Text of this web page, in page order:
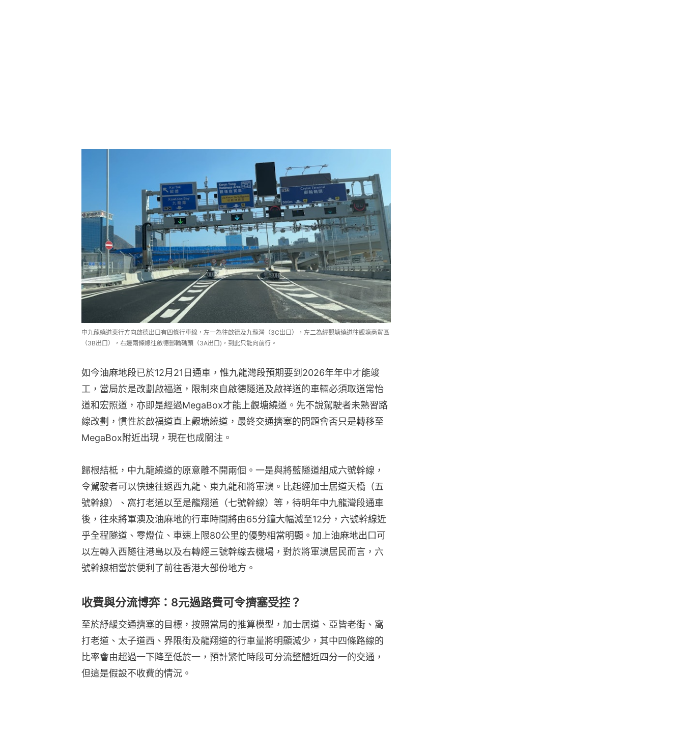
中九龍繞道東行方向啟德出口有四條行車線，左一為往啟德及九龍灣（3C出口），左二為經觀塘繞道往觀塘商貿區
（3B出口），右邊兩條線往啟德郵輪碼頭（3A出口)，到此只能向前行。
如今油麻地段已於12月21日通車，惟九龍灣段預期要到2026年年中才能竣
工，當局於是改劃啟福道，限制來自啟德隧道及啟祥道的車輛必須取道常怡
道和宏照道，亦即是經過MegaBox才能上觀塘繞道。先不說駕駛者未熟習路
線改劃，慣性於啟福道直上觀塘繞道，最終交通擠塞的問題會否只是轉移至
MegaBox附近出現，現在也成關注。
歸根結柢，中九龍繞道的原意離不開兩個。一是與將藍隧道組成六號幹線，
令駕駛者可以快速往返西九龍、東九龍和將軍澳。比起經加士居道天橋（五
號幹線）、窩打老道以至是龍翔道（七號幹線）等，待明年中九龍灣段通車
後，往來將軍澳及油麻地的行車時間將由65分鐘大幅減至12分，六號幹線近
乎全程隧道、零燈位、車速上限80公里的優勢相當明顯。加上油麻地出口可
以左轉入西隧往港島以及右轉經三號幹線去機場，對於將軍澳居民而言，六
號幹線相當於便利了前往香港大部份地方。
收費與分流博弈：8元過路費可令擠塞受控？
至於紓緩交通擠塞的目標，按照當局的推算模型，加士居道、亞皆老街、窩
打老道、太子道西、界限街及龍翔道的行車量將明顯減少，其中四條路線的
比率會由超過一下降至低於一，預計繁忙時段可分流整體近四分一的交通，
但這是假設不收費的情況。